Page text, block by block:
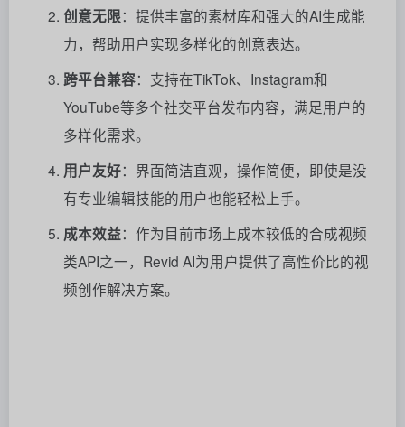
创意无限：提供丰富的素材库和强大的AI生成能
力，帮助用户实现多样化的创意表达。
跨平台兼容：支持在TikTok、Instagram和
YouTube等多个社交平台发布内容，满足用户的
多样化需求。
用户友好：界面简洁直观，操作简便，即使是没
有专业编辑技能的用户也能轻松上手。
成本效益：作为目前市场上成本较低的合成视频
类API之一，Revid AI为用户提供了高性价比的视
频创作解决方案。